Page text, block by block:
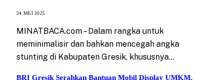
24 MEI 2025
MINATBACA.com – Dalam rangka untuk
meminimalisir dan bahkan mencegah angka
stunting di Kabupaten Gresik, khususnya…
BRI Gresik Serahkan Bantuan Mobil Display UMKM,